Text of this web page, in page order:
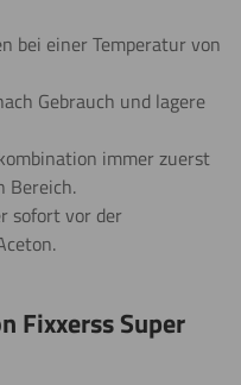
bei einer Temperatur von
Gebrauch und lagere
immer zuerst
Bereich.
sofort vor der
Fixxerss Super